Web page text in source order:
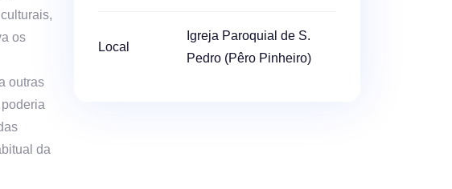
os
outras
da
Local
Igreja Paroquial de S.
Pedro (Pêro Pinheiro)